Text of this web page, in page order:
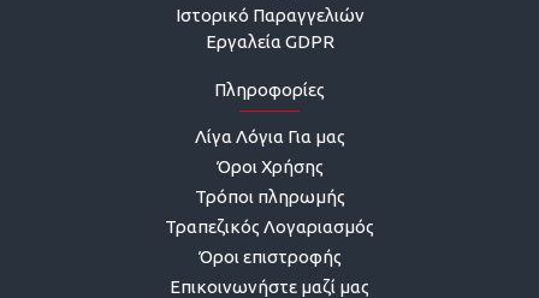
Ιστορικό Παραγγελιών
Εργαλεία GDPR
Πληροφορίες
Λίγα Λόγια Για μας
Όροι Χρήσης
Τρόποι πληρωμής
Τραπεζικός Λογαριασμός
Όροι επιστροφής
Επικοινωνήστε μαζί μας